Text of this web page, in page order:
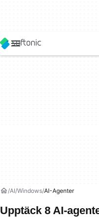
AI Windows AI-Agenter
Upptäck 8 AI-